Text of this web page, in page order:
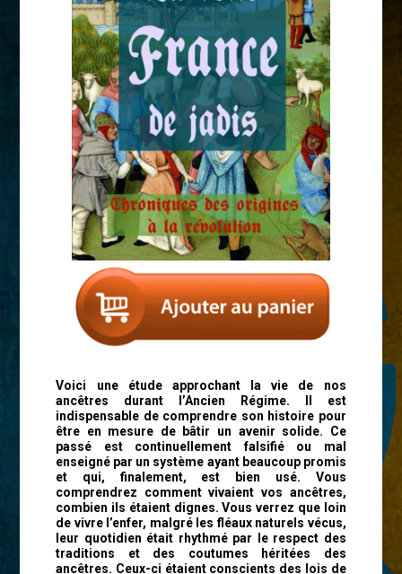
Voici une étude approchant la vie de nos
ancêtres durant l’Ancien Régime. Il est
indispensable de comprendre son histoire pour
être en mesure de bâtir un avenir solide. Ce
passé est continuellement falsifié ou mal
enseigné par un système ayant beaucoup promis
et qui, finalement, est bien usé. Vous
comprendrez comment vivaient vos ancêtres,
combien ils étaient dignes. Vous verrez que loin
de vivre l’enfer, malgré les fléaux naturels vécus,
leur quotidien était rhythmé par le respect des
traditions et des coutumes héritées des
ancêtres. Ceux-ci étaient conscients des lois de